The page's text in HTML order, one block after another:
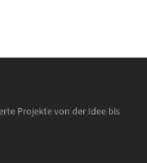
Projekte von der Idee bis